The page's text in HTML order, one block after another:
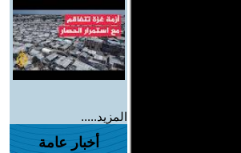
المزيد.....
أخبار عامة